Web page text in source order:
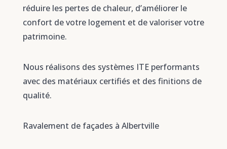
réduire les pertes de chaleur, d’améliorer le
confort de votre logement et de valoriser votre
patrimoine.
Nous réalisons des systèmes ITE performants
avec des matériaux certifiés et des finitions de
qualité.
Ravalement de façades à Albertville